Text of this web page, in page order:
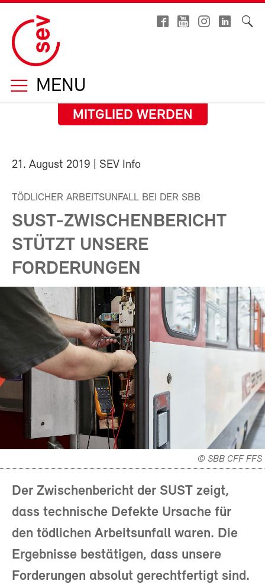
MENU
MITGLIED WERDEN
21. August 2019 | SEV Info
TÖDLICHER ARBEITSUNFALL BEI DER SBB
SUST-ZWISCHENBERICHT
STÜTZT UNSERE
FORDERUNGEN
© SBB CFF FFS
Der Zwischenbericht der SUST zeigt,
dass technische Defekte Ursache für
den tödlichen Arbeitsunfall waren. Die
Ergebnisse bestätigen, dass unsere
Forderungen absolut gerechtfertigt sind.